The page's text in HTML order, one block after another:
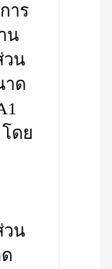
าร
น
วน
ด
ดย
วน